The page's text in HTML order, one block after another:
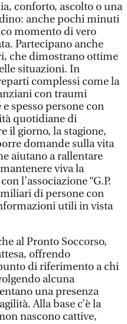
conforto, ascolto o una
anche pochi minuti
momento di vero
Partecipano anche
che dimostrano ottime
situazioni. In
complessi come la
con traumi
spesso persone con
quotidiane di
il giorno, la stagione,
domande sulla vita
aiutano a rallentare
viva la
l’associazione “G.P.
di persone con
utili in vista
al Pronto Soccorso,
offrendo
di riferimento a chi
alcuna
una presenza
Alla base c’è la
nascono cattive,